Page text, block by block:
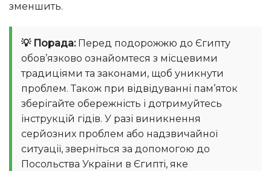
зменшить.
💡 Порада:Перед подорожжю до Єгипту
обов’язково ознайомтеся з місцевими
традиціями та законами, щоб уникнути
проблем. Також при відвідуванні пам’яток
зберігайте обережність і дотримуйтесь
інструкцій гідів. У разі виникнення
серйозних проблем або надзвичайної
ситуації, зверніться за допомогою до
Посольства України в Єгипті, яке